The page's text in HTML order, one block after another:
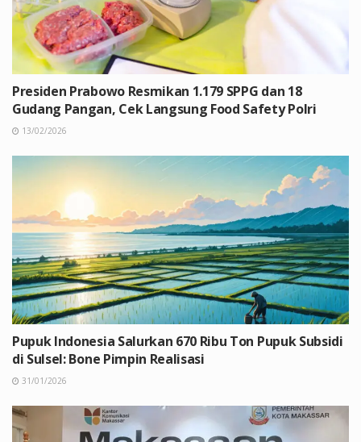
Presiden Prabowo Resmikan 1.179 SPPG dan 18
Gudang Pangan, Cek Langsung Food Safety Polri
13/02/2026
Pupuk Indonesia Salurkan 670 Ribu Ton Pupuk Subsidi
di Sulsel: Bone Pimpin Realisasi
31/01/2026